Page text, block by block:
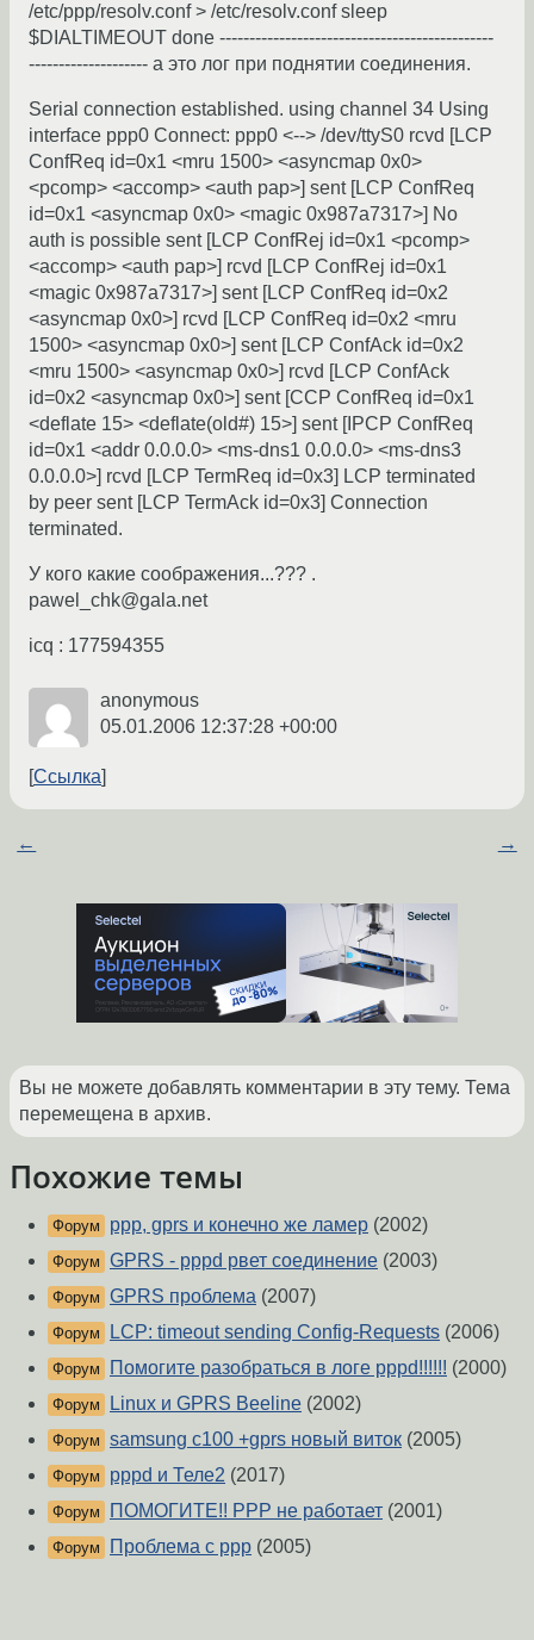
/etc/ppp/resolv.conf > /etc/resolv.conf sleep
$DIALTIMEOUT done ----------------------------------------------
-------------------- а это лог при поднятии соединения.
Serial connection established. using channel 34 Using
interface ppp0 Connect: ppp0 <--> /dev/ttyS0 rcvd [LCP
ConfReq id=0x1 <mru 1500> <asyncmap 0x0>
<pcomp> <accomp> <auth pap>] sent [LCP ConfReq
id=0x1 <asyncmap 0x0> <magic 0x987a7317>] No
auth is possible sent [LCP ConfRej id=0x1 <pcomp>
<accomp> <auth pap>] rcvd [LCP ConfRej id=0x1
<magic 0x987a7317>] sent [LCP ConfReq id=0x2
<asyncmap 0x0>] rcvd [LCP ConfReq id=0x2 <mru
1500> <asyncmap 0x0>] sent [LCP ConfAck id=0x2
<mru 1500> <asyncmap 0x0>] rcvd [LCP ConfAck
id=0x2 <asyncmap 0x0>] sent [CCP ConfReq id=0x1
<deflate 15> <deflate(old#) 15>] sent [IPCP ConfReq
id=0x1 <addr 0.0.0.0> <ms-dns1 0.0.0.0> <ms-dns3
0.0.0.0>] rcvd [LCP TermReq id=0x3] LCP terminated
by peer sent [LCP TermAck id=0x3] Connection
terminated.
У кого какие соображения...??? .
pawel_chk@gala.net
icq : 177594355
anonymous
05.01.2006 12:37:28 +00:00
Ссылка
← →
Вы не можете добавлять комментарии в эту тему. Тема
перемещена в архив.
Похожие темы
Форум ppp, gprs и конечно же ламер (2002)
Форум GPRS - pppd рвет соединение (2003)
Форум GPRS проблема (2007)
Форум LCP: timeout sending Config-Requests (2006)
Форум Помогите разобраться в логе pppd!!!!!! (2000)
Форум Linux и GPRS Beeline (2002)
Форум samsung c100 +gprs новый виток (2005)
Форум pppd и Теле2 (2017)
Форум ПОМОГИТЕ!! PPP не работает (2001)
Форум Проблема с ppp (2005)